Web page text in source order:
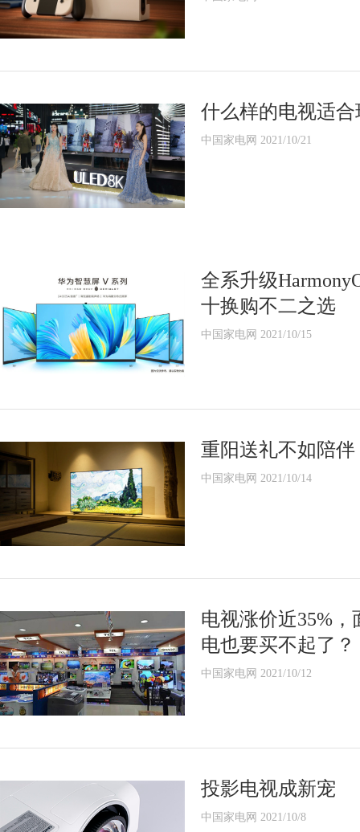
什么样的电视适
中国家电网 2021/10/21
全系升级
十换购不二之选
中国家电网 2021/10/15
重阳送礼不如陪
中国家电网 2021/10/14
电视涨价近35%，
电也要买不起了？
中国家电网 2021/10/12
投影电视成新宠
中国家电网 2021/10/8